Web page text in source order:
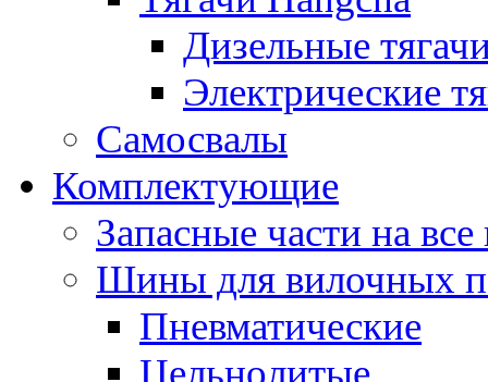
Дизельные
Электрические
Самосвалы
Комплектующие
Запасные части на
Шины для вилочных
Пневматические
Цельнолитые